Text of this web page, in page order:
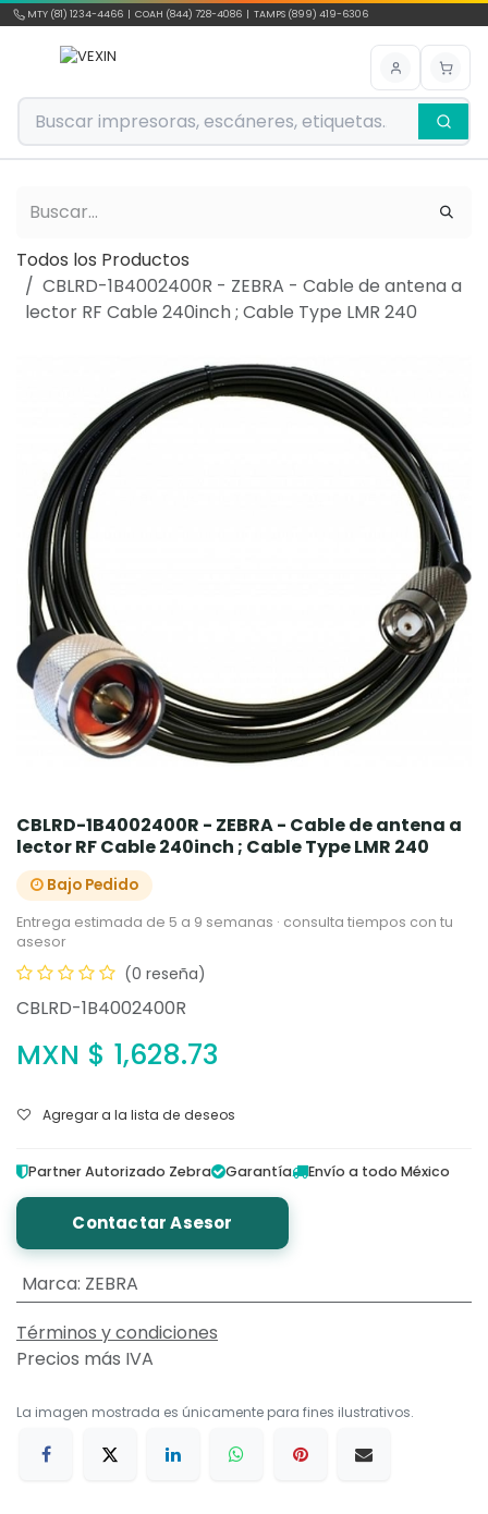
Ir al contenido
MTY (81) 1234-4466 | COAH (844) 728-4086 | TAMPS (899) 419-6306
Todos los Productos
CBLRD-1B4002400R - ZEBRA - Cable de antena a
lector RF Cable 240inch ; Cable Type LMR 240
CBLRD-1B4002400R - ZEBRA - Cable de antena a
lector RF Cable 240inch ; Cable Type LMR 240
Bajo Pedido
Entrega estimada de 5 a 9 semanas · consulta tiempos con tu
asesor
(0 reseña)
CBLRD-1B4002400R
MXN $ 1,628.73
Agregar a la lista de deseos
Partner Autorizado Zebra Garantía Envío a todo México
Contactar Asesor
Marca: ZEBRA
Términos y condiciones
Precios más IVA
La imagen mostrada es únicamente para fines ilustrativos.